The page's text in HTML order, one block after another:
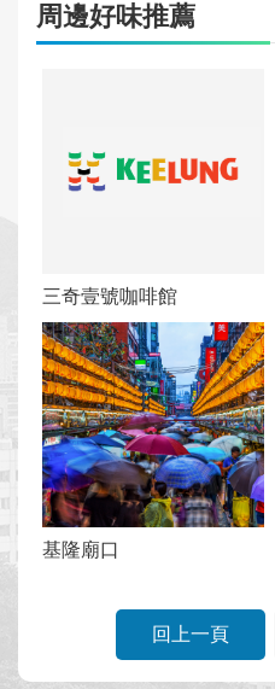
周邊好味推薦
三奇壹號咖啡館
基隆廟口
回上一頁